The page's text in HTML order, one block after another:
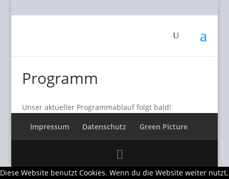
Programm
Unser aktueller Programmablauf folgt bald!
Impressum
Datenschutz Green Picture
Diese Website benutzt Cookies. Wenn du die Website weiter nutzt,